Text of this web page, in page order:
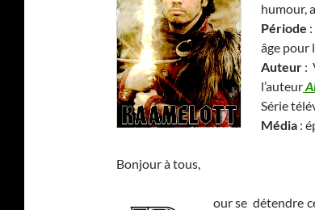
humour,
Période
âge pour
Auteur :
l’auteur
Série
Média :
Bonjour à tous,
our se détendre